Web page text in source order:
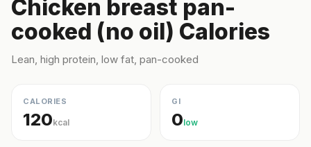
Chicken breast pan-
cooked (no oil) Calories
Lean, high protein, low fat, pan-cooked
CALORIES
120kcal
GI
0low